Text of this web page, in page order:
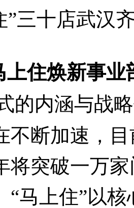
上住焕新事业
的内涵与战
不断加速，
将突破一万
“马上住”以